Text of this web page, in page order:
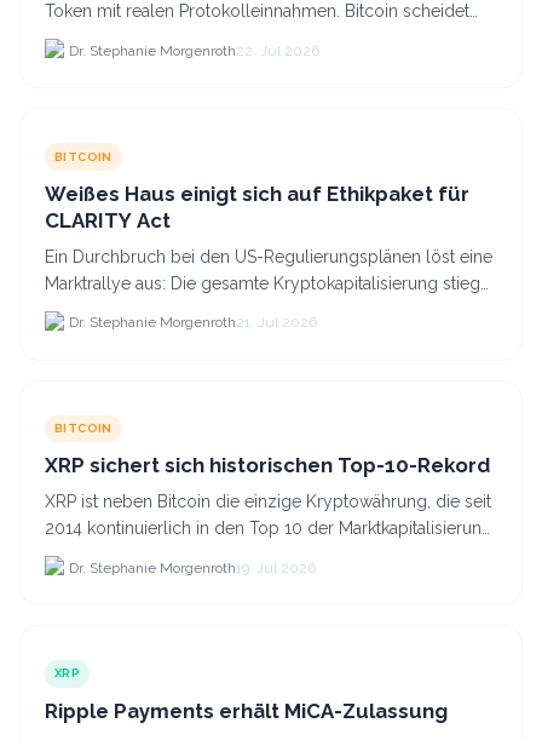
Token mit realen Protokolleinnahmen. Bitcoin scheidet
aufgrund fehlender Erträge für Halter aus dem.
Dr. Stephanie Morgenroth22. Jul 2026
BITCOIN
Weißes Haus einigt sich auf Ethikpaket für
CLARITY Act
Ein Durchbruch bei den US-Regulierungsplänen löst eine
Marktrallye aus: Die gesamte Kryptokapitalisierung stieg
am 21.
Dr. Stephanie Morgenroth21. Jul 2026
BITCOIN
XRP sichert sich historischen Top-10-Rekord
XRP ist neben Bitcoin die einzige Kryptowährung, die seit
2014 kontinuierlich in den Top 10 der Marktkapitalisierung
verblieb.
Dr. Stephanie Morgenroth19. Jul 2026
XRP
Ripple Payments erhält MiCA-Zulassung